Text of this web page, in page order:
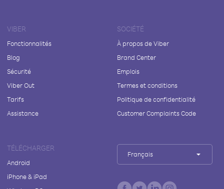
VIBER
Fonctionnalités
Blog
Sécurité
Viber Out
Tarifs
Assistance
SOCIÉTÉ
À propos de Viber
Brand Center
Emplois
Termes et conditions
Politique de confidentialité
Customer Complaints Code
TÉLÉCHARGER
Android
iPhone & iPad
Français